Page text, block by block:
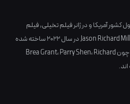
آمریکاو در ژانرفیلم تخیلی,فیلم
Jason Richardدر سال2022ساخته شده
چون
Brea Grant،Parry Shen،Richard